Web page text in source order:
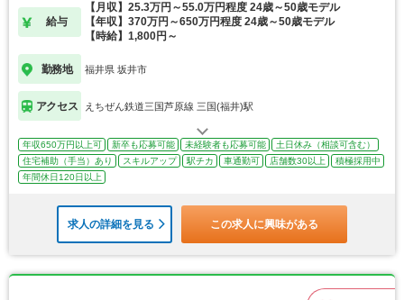
給与
【月収】25.3万円～55.0万円程度 24歳～50歳モデル
【年収】370万円～650万円程度 24歳～50歳モデル
【時給】1,800円～
勤務地 福井県 坂井市
アクセス えちぜん鉄道三国芦原線 三国(福井)駅
年収650万円以上可 新卒も応募可能 未経験者も応募可能
土日休み（相談可含む）
住宅補助（手当）あり
スキルアップ 駅チカ 車通勤可 店舗数30以上
積極採用中
年間休日120日以上
求人の詳細を見る この求人に興味がある